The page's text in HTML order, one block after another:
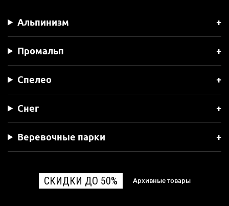
Альпинизм
Промальп
Спелео
Снег
Веревочные парки
СКИДКИ ДО 50% Архивные товары